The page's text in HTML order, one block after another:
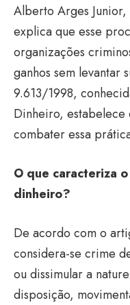
Alberto Arges
explica que esse
organizações
ganhos sem levantar
9.613/1998,
Dinheiro, estabelece
combater essa
O que caracteriza
dinheiro?
De acordo com o
considera-se crime
ou dissimular a
disposição,